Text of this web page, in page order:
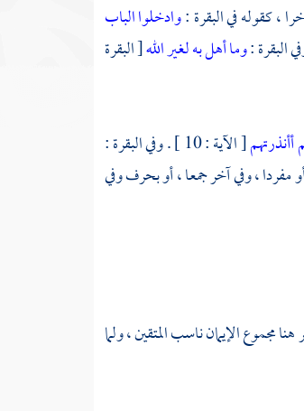
، كقوله في البقرة :وادخلوا الباب
وما أهل به لغير الله[ البقرة
[ الآية : 10 ] . وفي البقرة :
أو مفردا ، وفي آخر جمعا ، أو بحرف وفي
ذكر هنا مجموع الإيمان ناسب المتقين ، ولما